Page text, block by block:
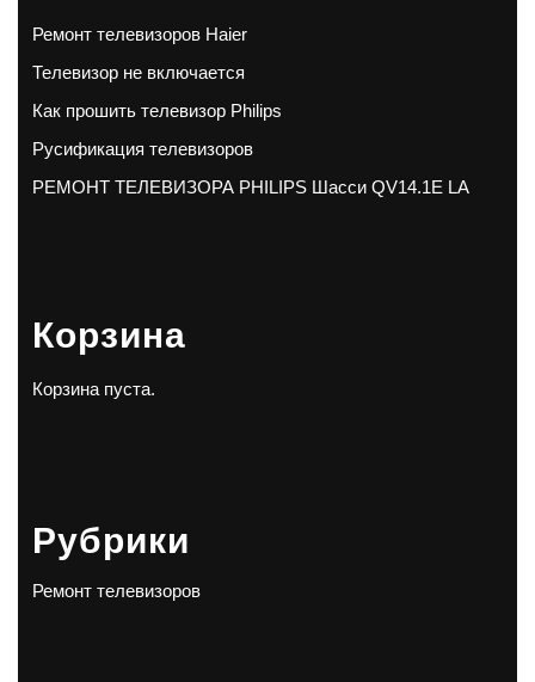
Ремонт телевизоров Haier
Телевизор не включается
Как прошить телевизор Philips
Русификация телевизоров
РЕМОНТ ТЕЛЕВИЗОРА PHILIPS Шасси QV14.1E LA
Корзина
Корзина пуста.
Рубрики
Ремонт телевизоров